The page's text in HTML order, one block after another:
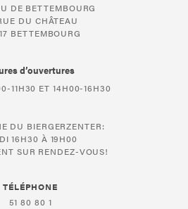
DE BETTEMBOURG
DU CHÂTEAU
BETTEMBOURG
d’ouvertures
11H30 ET 14H00-16H30
DU BIERGERZENTER:
16H30 À 19H00
SUR RENDEZ-VOUS!
TÉLÉPHONE
51 80 80 1